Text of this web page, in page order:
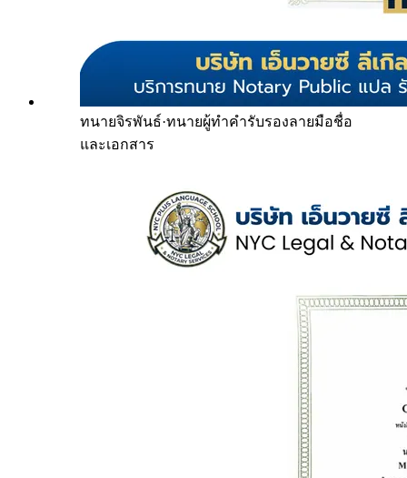
ทนายจิรพันธ์·ทนายผู้ทำคำรับรองลายมือชื่อ
และเอกสาร